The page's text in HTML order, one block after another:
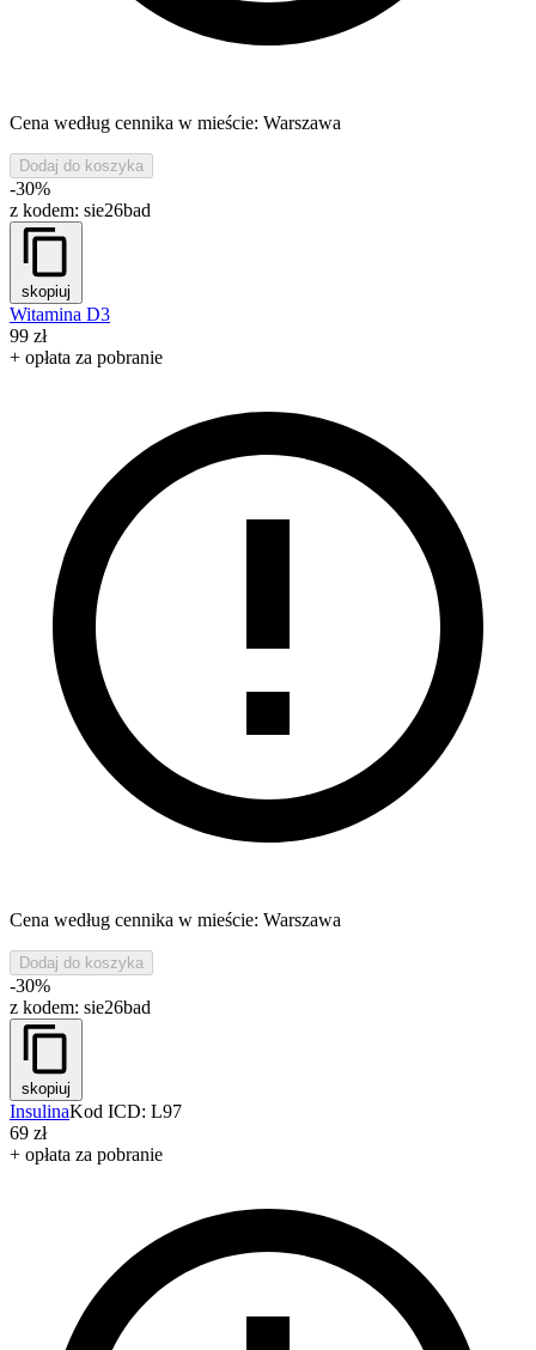
Cena według cennika w mieście: Warszawa
Dodaj do koszyka
-30%
z kodem: sie26bad
skopiuj
Witamina D3
99 zł
+ opłata za pobranie
Cena według cennika w mieście: Warszawa
Dodaj do koszyka
-30%
z kodem: sie26bad
skopiuj
InsulinaKod ICD: L97
69 zł
+ opłata za pobranie